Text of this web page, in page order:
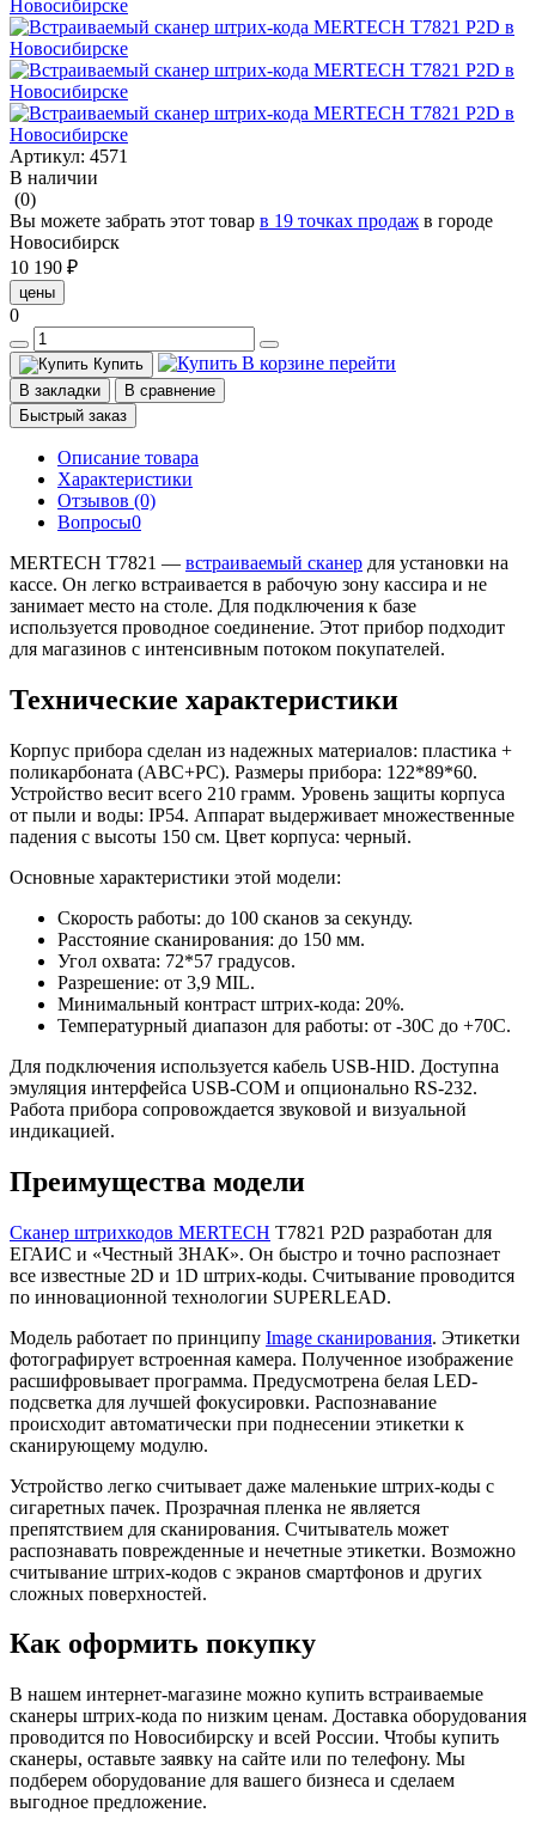
Артикул: 4571
В наличии
(0)
Вы можете забрать этот товар в 19 точках продаж в городе
Новосибирск
10 190 ₽
цены
0
Купить В корзине перейти
В закладки
В сравнение
Быстрый заказ
Описание товара
Характеристики
Отзывов (0)
Вопросы0
MERTECH T7821 — встраиваемый сканер для установки на
кассе. Он легко встраивается в рабочую зону кассира и не
занимает место на столе. Для подключения к базе
используется проводное соединение. Этот прибор подходит
для магазинов с интенсивным потоком покупателей.
Технические характеристики
Корпус прибора сделан из надежных материалов: пластика +
поликарбоната (АВС+РС). Размеры прибора: 122*89*60.
Устройство весит всего 210 грамм. Уровень защиты корпуса
от пыли и воды: IP54. Аппарат выдерживает множественные
падения с высоты 150 см. Цвет корпуса: черный.
Основные характеристики этой модели:
Скорость работы: до 100 сканов за секунду.
Расстояние сканирования: до 150 мм.
Угол охвата: 72*57 градусов.
Разрешение: от 3,9 MIL.
Минимальный контраст штрих-кода: 20%.
Температурный диапазон для работы: от -30С до +70С.
Для подключения используется кабель USB-HID. Доступна
эмуляция интерфейса USB-COM и опционально RS-232.
Работа прибора сопровождается звуковой и визуальной
индикацией.
Преимущества модели
Сканер штрихкодов MERTECH T7821 P2D разработан для
ЕГАИС и «Честный ЗНАК». Он быстро и точно распознает
все известные 2D и 1D штрих-коды. Считывание проводится
по инновационной технологии SUPERLEAD.
Модель работает по принципу Image сканирования. Этикетки
фотографирует встроенная камера. Полученное изображение
расшифровывает программа. Предусмотрена белая LED-
подсветка для лучшей фокусировки. Распознавание
происходит автоматически при поднесении этикетки к
сканирующему модулю.
Устройство легко считывает даже маленькие штрих-коды с
сигаретных пачек. Прозрачная пленка не является
препятствием для сканирования. Считыватель может
распознавать поврежденные и нечетные этикетки. Возможно
считывание штрих-кодов с экранов смартфонов и других
сложных поверхностей.
Как оформить покупку
В нашем интернет-магазине можно купить встраиваемые
сканеры штрих-кода по низким ценам. Доставка оборудования
проводится по Новосибирску и всей России. Чтобы купить
сканеры, оставьте заявку на сайте или по телефону. Мы
подберем оборудование для вашего бизнеса и сделаем
выгодное предложение.